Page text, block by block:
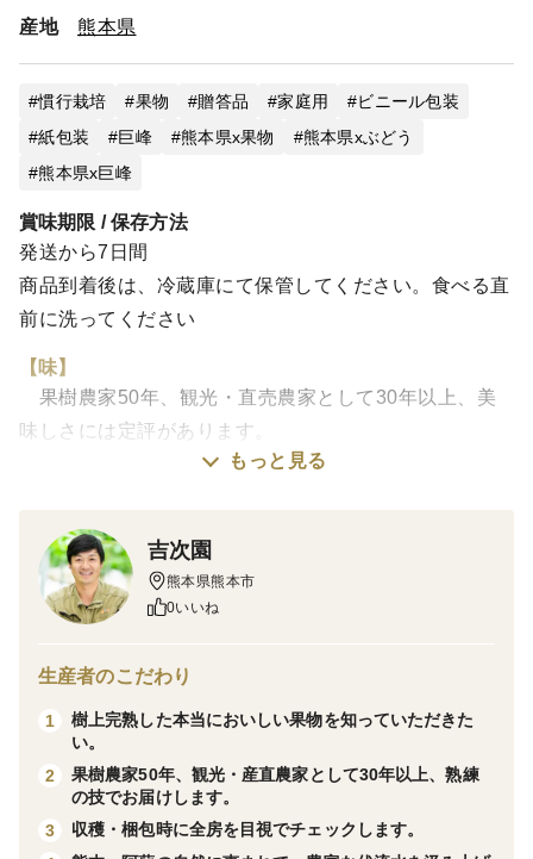
産地 熊本県
慣行栽培 果物 贈答品 家庭用
ビニール包装
紙包装
巨峰 熊本県x果物
熊本県xぶどう
熊本県x巨峰
賞味期限 / 保存方法
発送から7日間
商品到着後は、冷蔵庫にて保管してください。食べる直
前に洗ってください
【味】
果樹農家50年、観光・直売農家として30年以上、美
味しさには定評があります。
率は５０％以上を実現しています。毎年完熟たい肥を施
肥することで有機質を豊富にぶどうの樹へ供給し、根回
りの環境を健全に保ち、ぶどうの樹を健全に育成してい
【産地の特徴】
私たちの地域は園芸ではすいか、果樹ではみかんが有
名な産地です。ブドウ農家は少なめですが、果樹農家50
年の栽培技術の蓄積や九州各地の農家さんと情報交換
し、優良なブドウ栽培に努めています。
もっと見る
吉次園
熊本県熊本市
0いいね
生産者のこだわり
1
樹上完熟した本当においしい果物を知っていただきた
い。
2
果樹農家50年、観光・産直農家として30年以上、熟練
の技でお届けします。
3
収穫・梱包時に全房を目視でチェックします。